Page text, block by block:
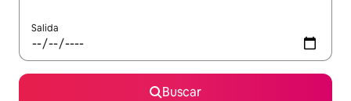
Salida
Buscar